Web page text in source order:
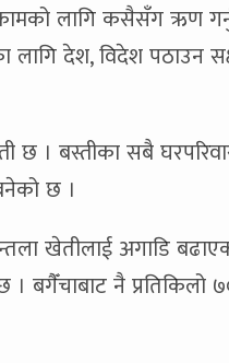
लागि कसैसँग ऋण
लागि देश, विदेश पठाउन
छ । बस्तीका सबै
छ ।
खेतीलाई अगाडि
। बगैँचाबाट नै प्रतिकिलो